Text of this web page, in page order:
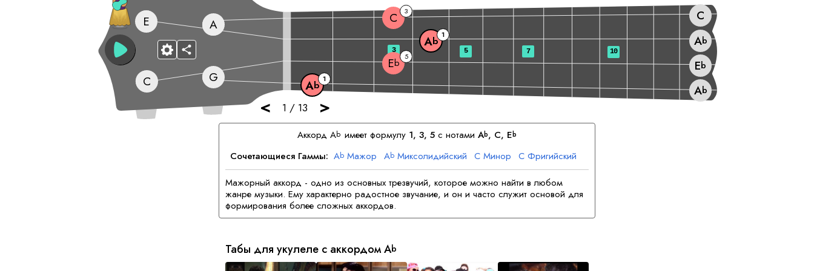
< 1 / 13 >
G
Ab 1
Ab
C
Eb 5
Eb
E
Ab 1 Ab
A C 3 C
3 5 7 10
АккордAb имеет формулу 1, 3, 5с нотами Ab, C, Eb
Сочетающиеся Гаммы: Ab Мажор Ab Миксолидийский C Минор C Фригийский
E Мажор E Дорийский
Мажорный аккорд - одно из основных трезвучий, которое можно найти в любом
жанре музыки. Ему характерно радостное звучание, и он и часто служит основой для
формирования более сложных аккордов.
Табы для укулеле с аккордомAb